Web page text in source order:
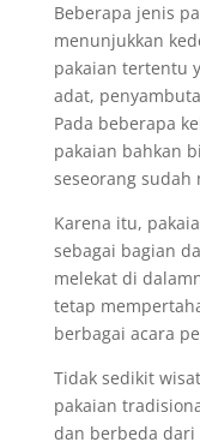
Beberapa jenis
menunjukkan
pakaian tertentu
adat,
Pada beberapa
pakaian bahkan
seseorang sudah
Karena itu,
sebagai bagian
melekat di
tetap
berbagai acara
Tidak sedikit
pakaian
dan berbeda